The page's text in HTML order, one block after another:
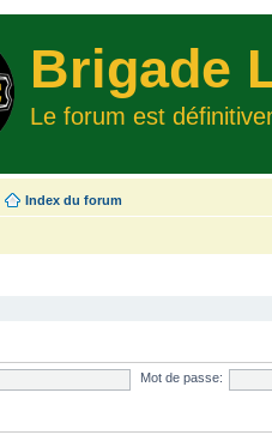
Brigade
Le forum est
Index du forum
Mot de passe: